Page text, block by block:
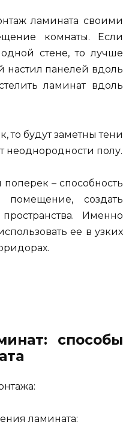
ламината своими
комнаты. Если
стене, то лучше
настил панелей вдоль
ламинат вдоль
то будут заметны тени
неоднородности полу.
– способность
помещение, создать
Именно
ее в узких
способы
ламината: